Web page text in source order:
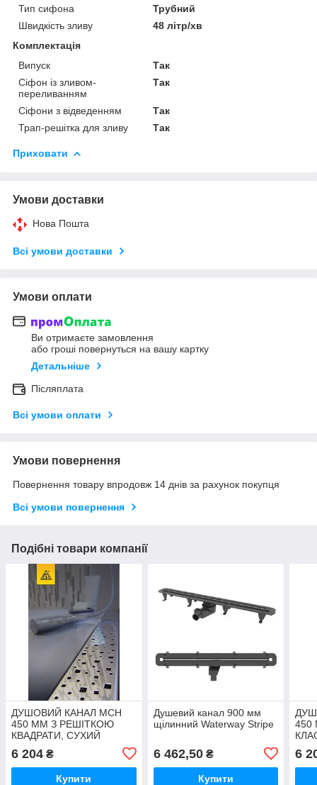
Тип сифона
Трубний
Швидкість зливу
48 літр/хв
Комплектація
Випуск
Так
Сіфон із зливом-
переливанням
Так
Сіфони з відведенням
Так
Трап-решітка для зливу
Так
Приховати
Умови доставки
Нова Пошта
Всі умови доставки
Умови оплати
Ви отримаєте замовлення
або гроші повернуться на вашу картку
Детальніше
Післяплата
Всі умови оплати
Умови повернення
Повернення товару впродовж 14 днів за рахунок покупця
Всі умови повернення
Подібні товари компанії
ДУШОВИЙ КАНАЛ МСН
450 ММ З РЕШІТКОЮ
КВАДРАТИ, СУХИЙ
СИФОН DN40, H65 ММ,
ГОРИЗОНТАЛЬНИЙ
ФЛАНЕЦЬ
6 204 ₴
Купити
Душевий канал 900 мм
щілинний Waterway Stripe
6 462,50₴
Купити
6